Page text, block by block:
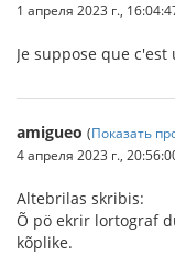
1 апреля 2023 г.,
Je suppose que
amigueo (Показать
4 апреля 2023 г.,
Altebrilas skribis:
Õ pö ekrir lortograf
kõplike.